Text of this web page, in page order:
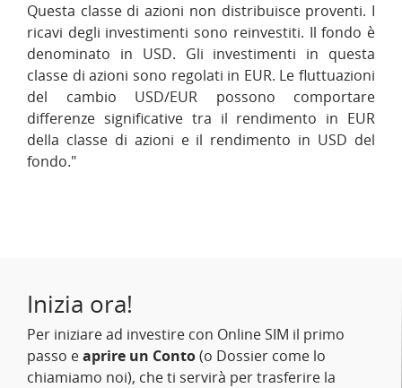
Questa classe di azioni non distribuisce proventi. I
ricavi degli investimenti sono reinvestiti. Il fondo è
denominato in USD. Gli investimenti in questa
classe di azioni sono regolati in EUR. Le fluttuazioni
del cambio USD/EUR possono comportare
differenze significative tra il rendimento in EUR
della classe di azioni e il rendimento in USD del
fondo."
Inizia ora!
Per iniziare ad investire con Online SIM il primo
passo eaprire un Conto(o Dossier come lo
chiamiamo noi), che ti servirà per trasferire la